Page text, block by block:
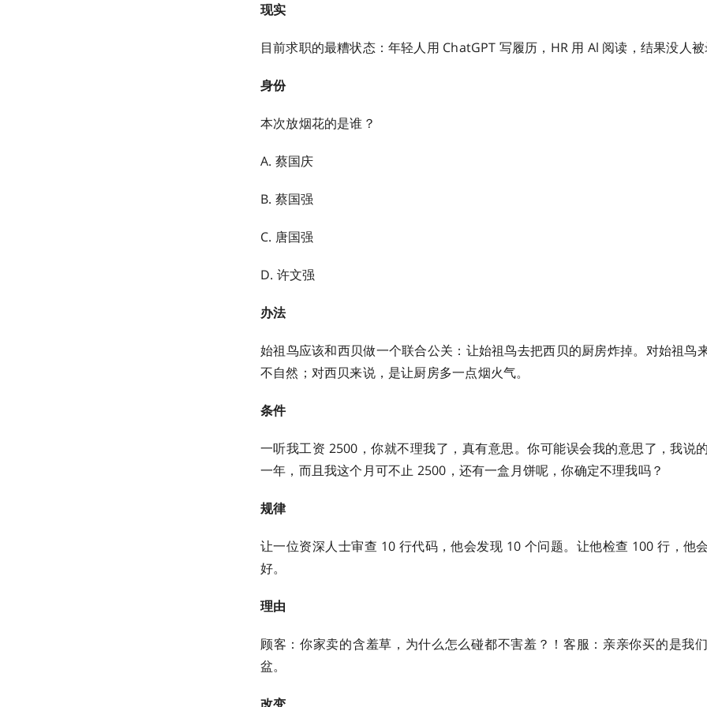
现实
目前求职的最糟状态：年轻人用 ChatGPT 写履历，HR 用 Al 阅读，结果没人被
身份
本次放烟花的是谁？
A. 蔡国庆
B. 蔡国强
C. 唐国强
D. 许文强
办法
始祖鸟应该和西贝做一个联合公关：让始祖鸟去把西贝的厨房炸掉。对始祖鸟
不自然；对西贝来说，是让厨房多一点烟火气。
条件
一听我工资 2500，你就不理我了，真有意思。你可能误会我的意思了，我说
一年，而且我这个月可不止 2500，还有一盒月饼呢，你确定不理我吗？
规律
让一位资深人士审查 10 行代码，他会发现 10 个问题。让他检查 100 行，他
好。
理由
顾客：你家卖的含羞草，为什么怎么碰都不害羞？！客服：亲亲你买的是我
盆。